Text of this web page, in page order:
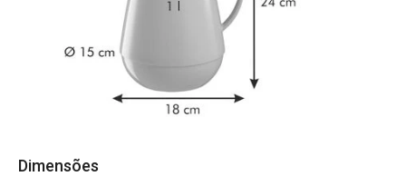
Dimensões